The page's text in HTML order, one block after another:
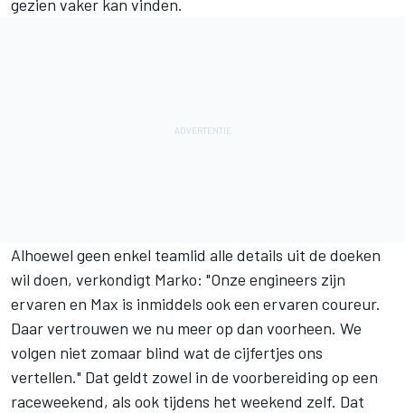
gezien vaker kan vinden.
Alhoewel geen enkel teamlid alle details uit de doeken
wil doen, verkondigt Marko: "Onze engineers zijn
ervaren en Max is inmiddels ook een ervaren coureur.
Daar vertrouwen we nu meer op dan voorheen. We
volgen niet zomaar blind wat de cijfertjes ons
vertellen." Dat geldt zowel in de voorbereiding op een
raceweekend, als ook tijdens het weekend zelf. Dat